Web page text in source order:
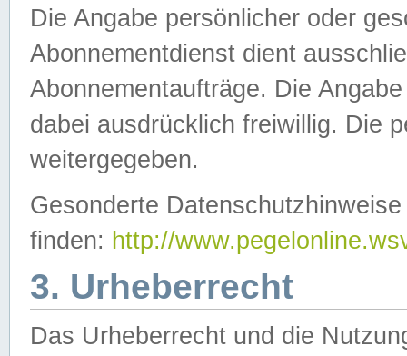
Die Angabe persönlicher oder
Abonnementdienst dient
Abonnementaufträge. Die
dabei ausdrücklich freiwillig. Die
weitergegeben.
Gesonderte
finden: http://
3. Urheberrecht
Das Urheberrecht und die